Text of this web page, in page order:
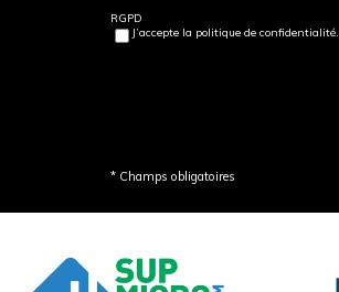
RGPD
J’accepte la politique de confidentialité.
* Champs obligatoires